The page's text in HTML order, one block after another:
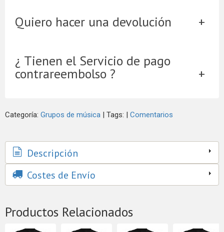
Quiero hacer una devolución
¿ Tienen el Servicio de pago
contrareembolso ?
Categoría: Grupos de música Tags: Comentarios
Descripción
Costes de Envío
Productos Relacionados